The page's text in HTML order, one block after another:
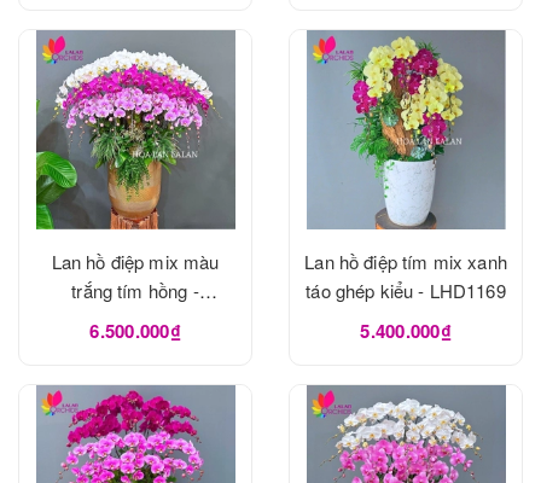
Lan hồ điệp mix màu
trắng tím hồng -
LHD1175
6.500.000₫
Lan hồ điệp tím mix xanh
táo ghép kiểu - LHD1169
5.400.000₫